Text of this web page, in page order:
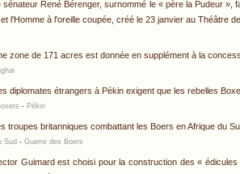
sénateur René Bérenger, surnommé le « père la Pudeur »,
l'Homme à l'oreille coupée, créé le 23 janvier au Théâtre
zone de 171 acres est donnée en supplément à la
diplomates étrangers à Pékin exigent que les rebelles
- Pékin
troupes britanniques combattant les Boers en Afrique du
Sud - Guerre des Boers
Guimard est choisi pour la construction des «